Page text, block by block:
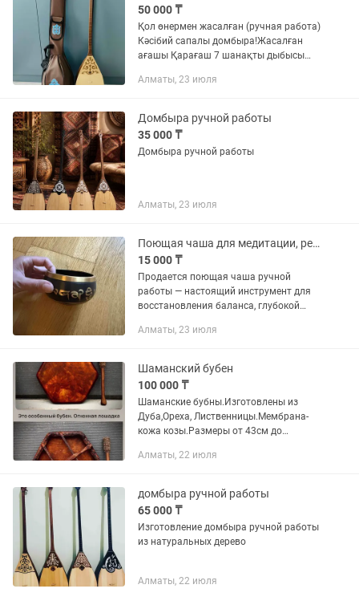
50 000 ₸
Қол өнермен жасалған (ручная работа)
Кәсібий сапалы домбыра!Жасалған
ағашы Қарағаш 7 шанақты дыбысы
мың!Жұмсақ қабы (чехол) комплект
Алматы, 23 июля
Домбыра ручной работы
35 000 ₸
Домбыра ручной работы
Алматы, 23 июля
Поющая чаша для медитации, релаксации и гармонии
15 000 ₸
Продается поющая чаша ручной
работы — настоящий инструмент для
восстановления баланса, глубокой
Покупалась в Индии в коробке
Алматы, 23 июля
Шаманский бубен
100 000 ₸
Шаманские бубны.Изготовлены из
Дуба,Ореха, Лиственницы.Мембрана-
кожа козы.Размеры от 43см до
изготовить на заказ.Цены начинаются
Алматы, 22 июля
домбыра ручной работы
65 000 ₸
Изготовление домбыра ручной работы
из натуральных дерево
Алматы, 22 июля